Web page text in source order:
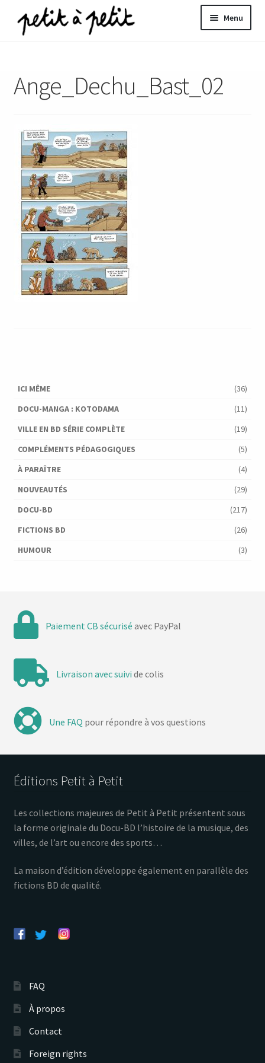
Aller
à
Aller
au
Menu
Ange_Dechu_Bast_02
ICI MÊME
(36)
DOCU-MANGA : KOTODAMA
(11)
VILLE EN BD SÉRIE COMPLÈTE
(19)
COMPLÉMENTS PÉDAGOGIQUES
(5)
À PARAÎTRE
(4)
NOUVEAUTÉS
(29)
DOCU-BD
(217)
FICTIONS BD
(26)
HUMOUR
(3)
Paiement CB sécurisé avec PayPal
Livraison avec suivi de colis
Une FAQ pour répondre à vos questions
Éditions Petit à Petit
Les collections majeures de Petit à Petit présentent sous
la forme originale du Docu-BD l’histoire de la musique, des
villes, de l’art ou encore des sports…
La maison d’édition développe également en parallèle des
fictions BD de qualité.
FAQ
À propos
Contact
Foreign rights